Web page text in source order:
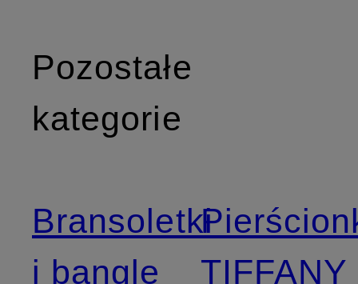
Pozostałe
kategorie
Bransoletki
i bangle
TIFFANY